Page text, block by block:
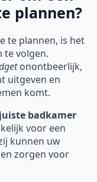
plannen?
te plannen, is het
te volgen.
onontbeerlijk,
uitgeven en
komt.
badkamer
voor een
kunnen uw
zorgen voor